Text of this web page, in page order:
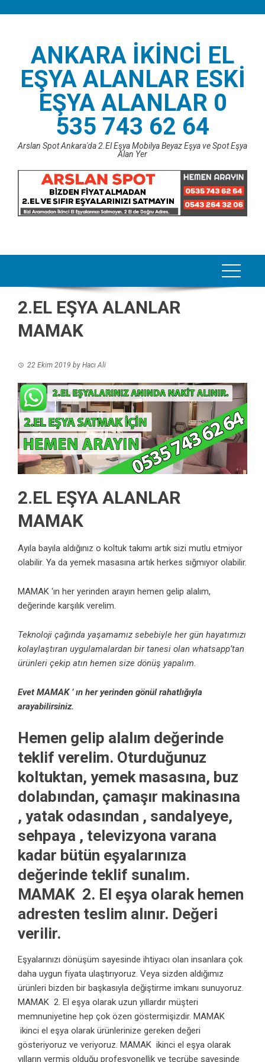
ANKARA İKINCI EL
EŞYA ALANLAR ESKI
EŞYA ALANLAR 0
535 743 62 64
Arslan Spot Ankara'da 2.El Eşya Mobilya Beyaz Eşya ve Spot Eşya
Alan Yer
2.EL EŞYA ALANLAR
MAMAK
22 Ekim 2019 by Hacı Ali
2.EL EŞYA ALANLAR
MAMAK
Ayıla bayıla aldığınız o koltuk takımı artık sizi mutlu etmiyor
olabilir. Ya da yemek masasına artık herkes sığmıyor olabilir.
MAMAK ‘ın her yerinden arayın hemen gelip alalım,
değerinde karşılık verelim.
Teknoloji çağında yaşamamız sebebiyle her gün hayatımızı
kolaylaştıran uygulamalardan bir tanesi olan whatsapp’tan
ürünleri çekip atın hemen size dönüş yapalım.
Evet MAMAK ’ ın her yerinden gönül rahatlığıyla
arayabilirsiniz.
Hemen gelip alalım değerinde
teklif verelim. Oturduğunuz
koltuktan, yemek masasına, buz
dolabından, çamaşır makinasına
, yatak odasından , sandalyeye,
sehpaya , televizyona varana
kadar bütün eşyalarınıza
değerinde teklif sunalım.
MAMAK 2. El eşya olarak hemen
adresten teslim alınır. Değeri
verilir.
Eşyalarınızı dönüşüm sayesinde ihtiyacı olan insanlara çok
daha uygun fiyata ulaştırıyoruz. Veya sizden aldığımız
ürünleri bizden bir başkasıyla değiştirme imkanı sunuyoruz.
MAMAK 2. El eşya olarak uzun yıllardır müşteri
memnuniyetine hep çok özen göstermişizdir. MAMAK
ikinci el eşya olarak ürünlerinize gereken değeri
gösteriyoruz ve veriyoruz. MAMAK ikinci el eşya olarak
yılların vermiş olduğu profesyonellik ve tecrübe sayesinde